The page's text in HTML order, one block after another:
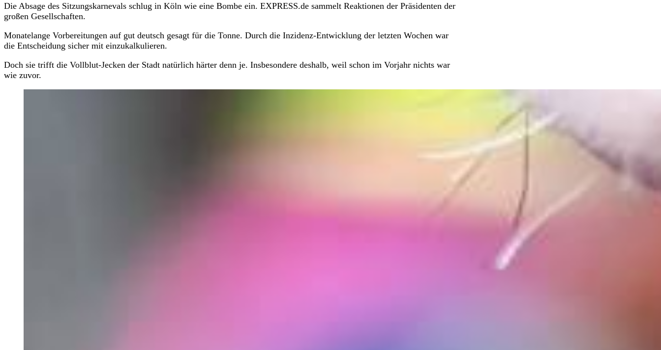
Die Absage des Sitzungskarnevals schlug in Köln wie eine Bombe ein. EXPRESS.de sammelt Reaktionen der Präsidenten der
großen Gesellschaften.
Monatelange Vorbereitungen auf gut deutsch gesagt für die Tonne. Durch die Inzidenz-Entwicklung der letzten Wochen war
die Entscheidung sicher mit einzukalkulieren.
Doch sie trifft die Vollblut-Jecken der Stadt natürlich härter denn je. Insbesondere deshalb, weil schon im Vorjahr nichts war
wie zuvor.